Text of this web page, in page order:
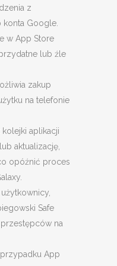
z
Google.
w App Store
lub źle
zakup
na telefonie
aplikacji
aktualizację,
opóźnić proces
Safe
na
App